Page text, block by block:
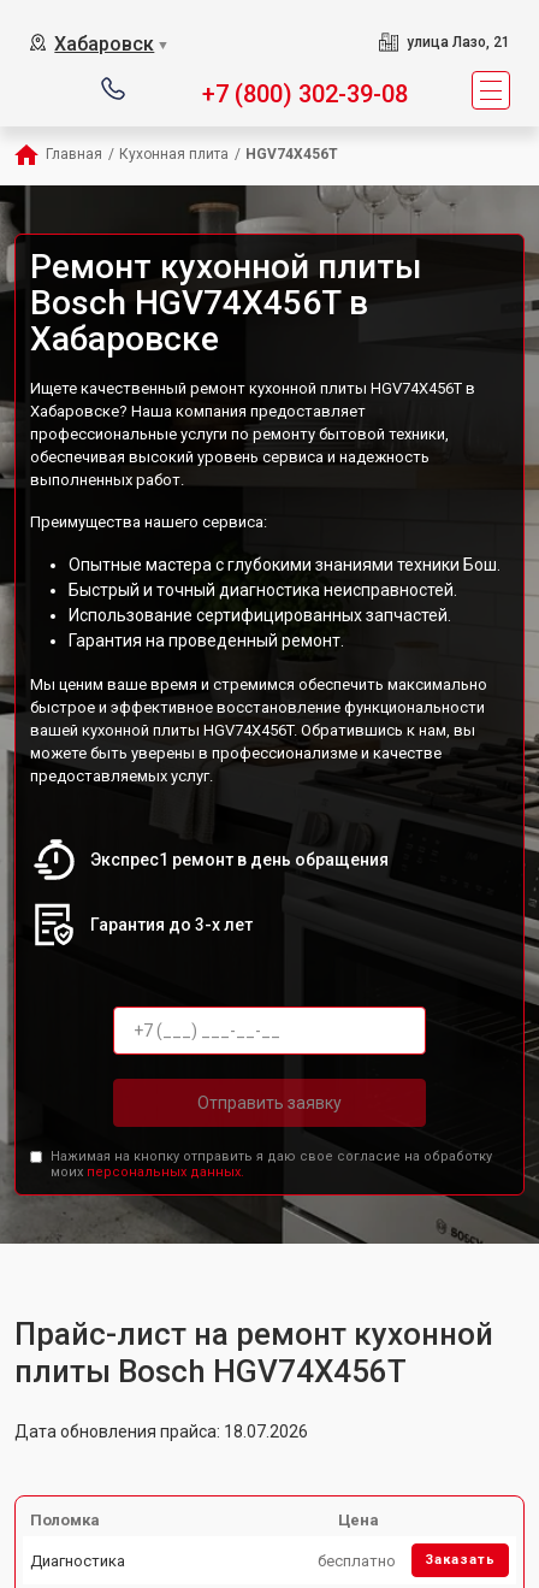
Хабаровск ▼ улица Лазо, 21
+7 (800) 302-39-08
Главная / Кухонная плита / HGV74X456T
Ремонт кухонной плиты
Bosch HGV74X456T в
Хабаровске
Ищете качественный ремонт кухонной плиты HGV74X456T в
Хабаровске? Наша компания предоставляет
профессиональные услуги по ремонту бытовой техники,
обеспечивая высокий уровень сервиса и надежность
выполненных работ.
Преимущества нашего сервиса:
Опытные мастера с глубокими знаниями техники Бош.
Быстрый и точный диагностика неисправностей.
Использование сертифицированных запчастей.
Гарантия на проведенный ремонт.
Мы ценим ваше время и стремимся обеспечить максимально
быстрое и эффективное восстановление функциональности
вашей кухонной плиты HGV74X456T. Обратившись к нам, вы
можете быть уверены в профессионализме и качестве
предоставляемых услуг.
Экспрес1 ремонт в день обращения
Гарантия до 3-х лет
Отправить заявку
Нажимая на кнопку отправить я даю свое согласие на обработку
моих персональных данных.
Прайс-лист на ремонт кухонной
плиты Bosch HGV74X456T
Дата обновления прайса: 18.07.2026
Поломка Цена
Диагностика бесплатно Заказать